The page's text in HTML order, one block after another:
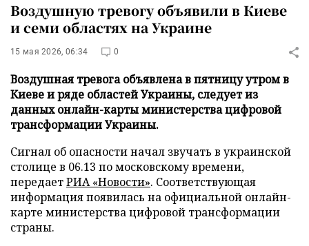
Воздушную тревогу объявили в Киеве
и семи областях на Украине
15 мая 2026, 06:34 0
Воздушная тревога объявлена в пятницу утром в
Киеве и ряде областей Украины, следует из
данных онлайн-карты министерства цифровой
трансформации Украины.
Сигнал об опасности начал звучать в украинской
столице в 06.13 по московскому времени,
передаетРИА «Новости». Соответствующая
информация появилась на официальной онлайн-
карте министерства цифровой трансформации
страны.